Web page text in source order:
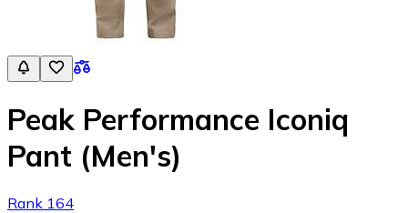
Peak Performance Iconiq
Pant (Men's)
Rank 164